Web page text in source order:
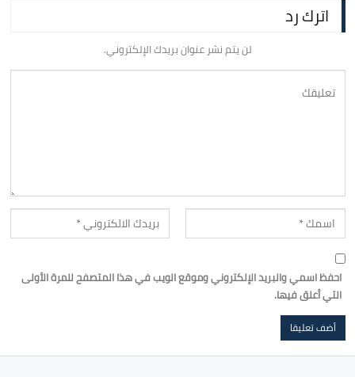
اترك رد
لن يتم نشر عنوان بريدك الإلكتروني.
احفظ اسمي والبريد الإلكتروني وموقع الويب في هذا المتصفح للمرة الأولى
التي أعلق فيها.